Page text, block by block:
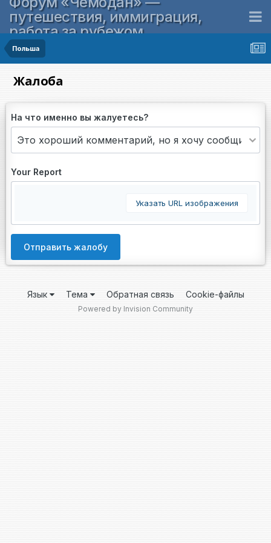
путешествия, иммиграция,
работа за рубежом
Польша
Жалоба
На что именно вы жалуетесь?
Your Report
Указать URL изображения
Отправить жалобу
Язык Тема Обратная связь Cookie-файлы
Powered by Invision Community